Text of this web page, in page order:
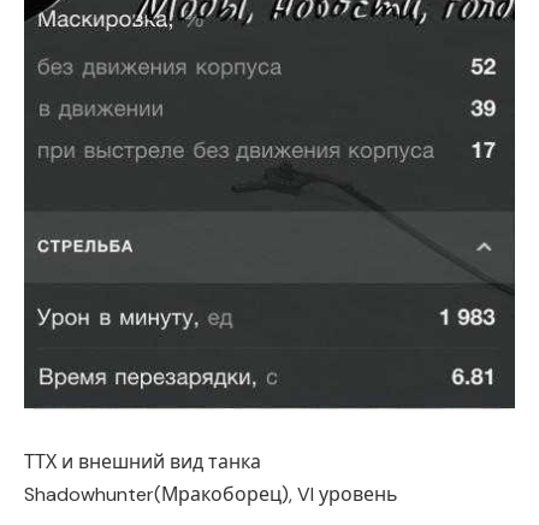
ТТХ и внешний вид танка
Shadowhunter(Мракоборец), VI уровень